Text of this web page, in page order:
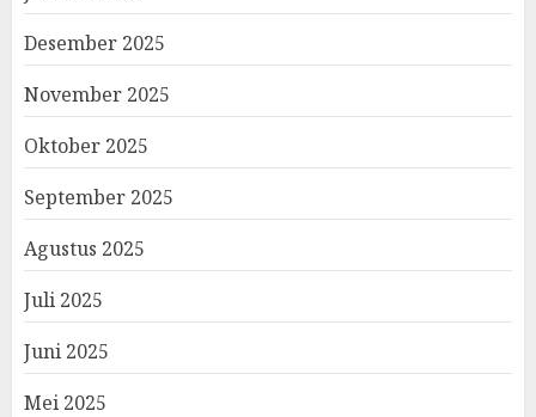
Desember 2025
November 2025
Oktober 2025
September 2025
Agustus 2025
Juli 2025
Juni 2025
Mei 2025